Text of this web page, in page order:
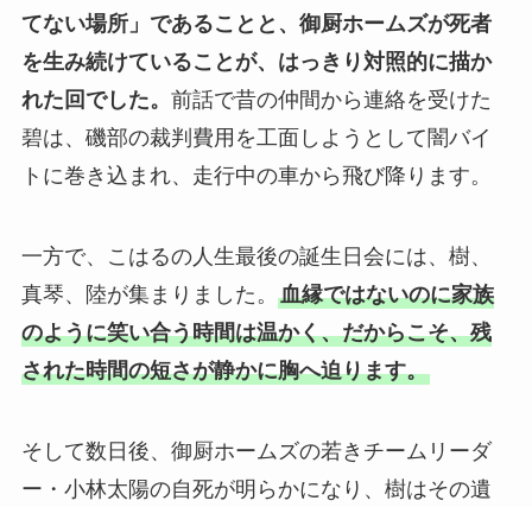
てない場所」であることと、御厨ホームズが死者
を生み続けていることが、はっきり対照的に描か
れた回でした。 前話で昔の仲間から連絡を受けた
碧は、磯部の裁判費用を工面しようとして闇バイ
トに巻き込まれ、走行中の車から飛び降ります。
一方で、こはるの人生最後の誕生日会には、樹、
真琴、陸が集まりました。 血縁ではないのに家族
のように笑い合う時間は温かく、だからこそ、残
された時間の短さが静かに胸へ迫ります。
そして数日後、御厨ホームズの若きチームリーダ
ー・小林太陽の自死が明らかになり、樹はその遺